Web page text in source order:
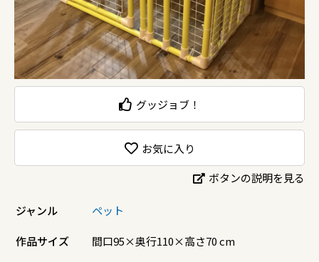
グッジョブ！
お気に入り
ボタンの説明を見る
ジャンル ペット
作品サイズ 間口95×奥行110×高さ70 cm